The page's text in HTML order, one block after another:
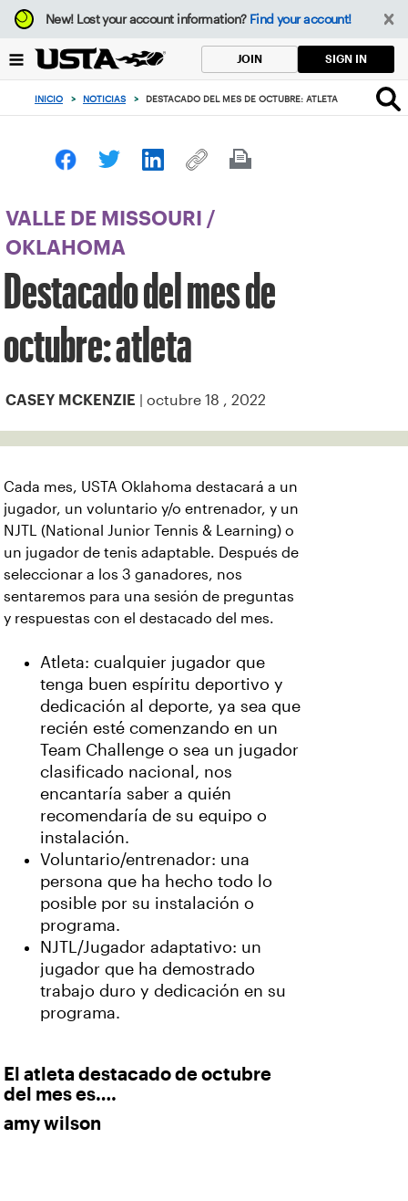
Enfoque
desde
botón
volver
principio
New!Lost your account information? Find your account!
JOIN SIGN IN
INICIO > NOTICIAS > DESTACADO DEL MES DE OCTUBRE: ATLETA
VALLE DE MISSOURI
/
OKLAHOMA
Destacado del mes de
octubre: atleta
CASEY MCKENZIE | octubre 18 , 2022
Cada mes, USTA Oklahoma destacará a un
jugador, un voluntario y/o entrenador, y un
NJTL (National Junior Tennis & Learning) o
un jugador de tenis adaptable. Después de
seleccionar a los 3 ganadores, nos
sentaremos para una sesión de preguntas
y respuestas con el destacado del mes.
Atleta: cualquier jugador que
tenga buen espíritu deportivo y
dedicación al deporte, ya sea que
recién esté comenzando en un
Team Challenge o sea un jugador
clasificado nacional, nos
encantaría saber a quién
recomendaría de su equipo o
instalación.
Voluntario/entrenador: una
persona que ha hecho todo lo
posible por su instalación o
programa.
NJTL/Jugador adaptativo: un
jugador que ha demostrado
trabajo duro y dedicación en su
programa.
El atleta destacado de octubre
del mes es….
amy wilson